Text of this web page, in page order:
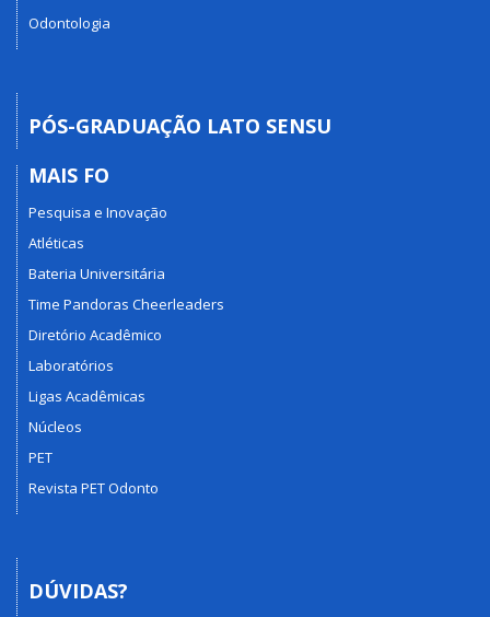
Odontologia
PÓS-GRADUAÇÃO LATO SENSU
MAIS FO
Pesquisa e Inovação
Atléticas
Bateria Universitária
Time Pandoras Cheerleaders
Diretório Acadêmico
Laboratórios
Ligas Acadêmicas
Núcleos
PET
Revista PET Odonto
DÚVIDAS?